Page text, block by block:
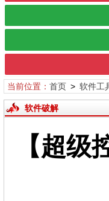
当前位置： 首页> 软件工
软件破解
【超